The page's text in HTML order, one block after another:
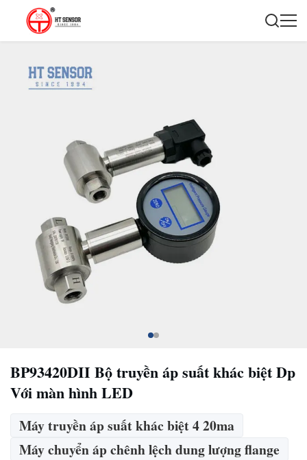
BP93420DII Bộ truyền áp suất khác biệt Dp
Với màn hình LED
Máy truyền áp suất khác biệt 4 20ma
Máy chuyển áp chênh lệch dung lượng flange